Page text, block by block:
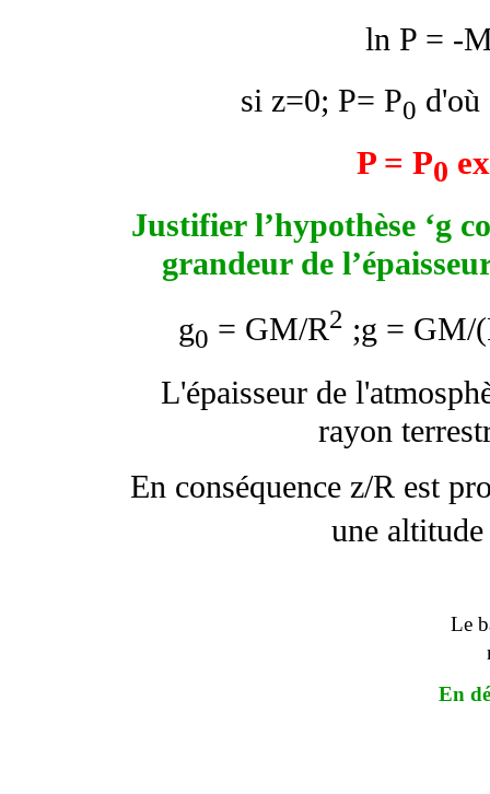
ln P = -
si z=0; P= P0
P = P0
Justifier l’hypothèse ‘g
grandeur de
g0 = GM/R2 ;g = GM/
L'épaisseur de
rayon
En conséquence z/R est
une
Le
En